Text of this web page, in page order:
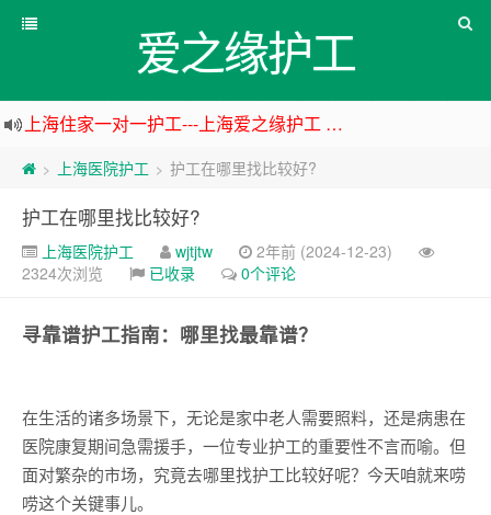
爱之缘护工
上海住家一对一护工---上海爱之缘护工 18202153150
> 上海医院护工 > 护工在哪里找比较好?
护工在哪里找比较好?
上海医院护工 wjtjtw
2年前 (2024-12-23)
2324次浏览
已收录 0个评论
寻靠谱护工指南：哪里找最靠谱？
在生活的诸多场景下，无论是家中老人需要照料，还是病患在
医院康复期间急需援手，一位专业护工的重要性不言而喻。但
面对繁杂的市场，究竟去哪里找护工比较好呢？今天咱就来唠
唠这个关键事儿。